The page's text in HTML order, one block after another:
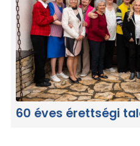
60 éves érettségi